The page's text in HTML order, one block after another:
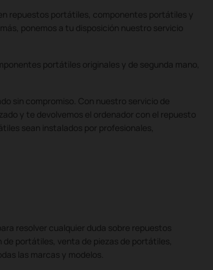
repuestos portátiles, componentes portátiles y
ponemos a tu disposición nuestro servicio
portátiles originales y de segunda mano,
sin compromiso. Con nuestro servicio de
y te devolvemos el ordenador con el repuesto
sean instalados por profesionales,
resolver cualquier duda sobre repuestos
portátiles, venta de piezas de portátiles,
las marcas y modelos.